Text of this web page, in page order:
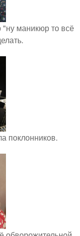
"ну маникюр то всё
поклонников.